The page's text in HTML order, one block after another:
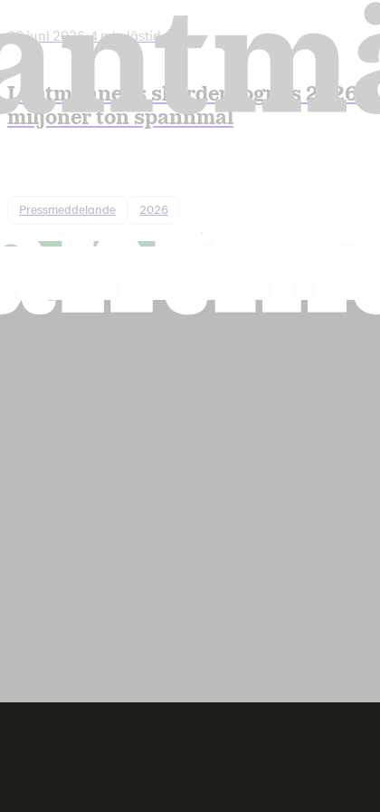
30 juni 2026•4 min lästid
Lantmännens skördeprognos 2026: 5
miljoner ton spannmål
Pressmeddelande 2026